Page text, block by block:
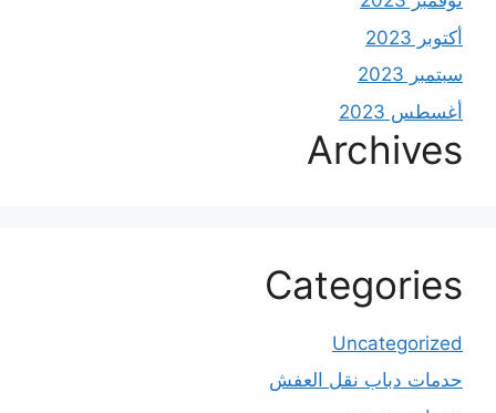
أكتوبر 2023
سبتمبر 2023
أغسطس 2023
Archives
Categories
Uncategorized
حدمات دباب نقل العفش